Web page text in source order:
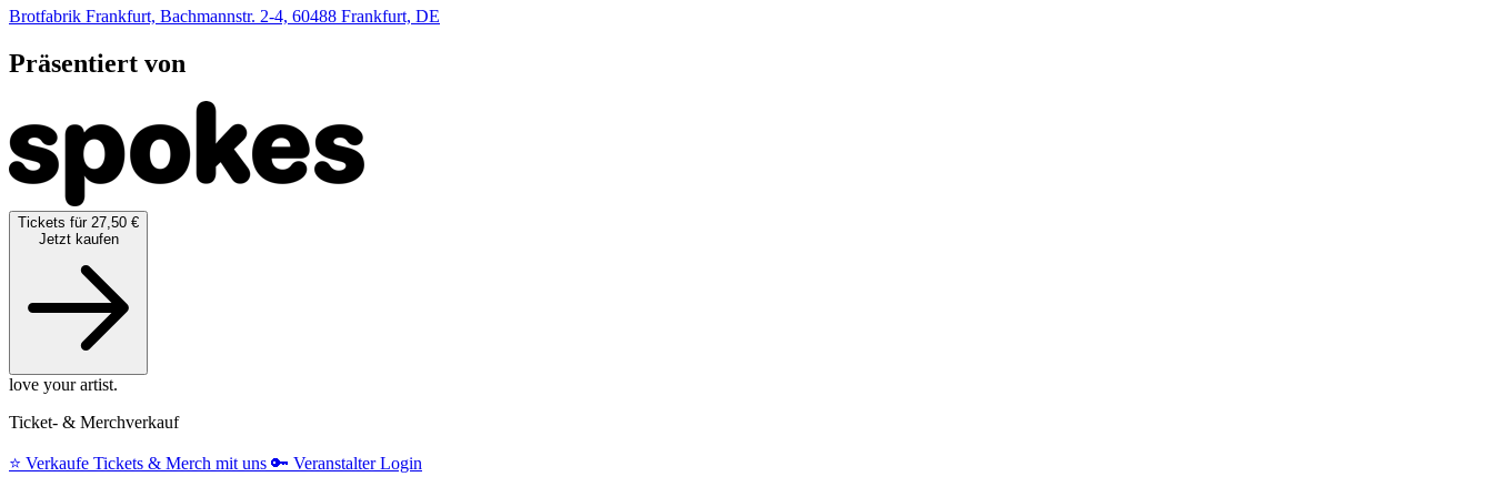
Brotfabrik Frankfurt, Bachmannstr. 2-4, 60488 Frankfurt, DE
Präsentiert von
Tickets für 27,50 €
Jetzt kaufen
love your artist.
Ticket- & Merchverkauf
⭐️ Verkaufe Tickets & Merch mit uns 🔑 Veranstalter Login